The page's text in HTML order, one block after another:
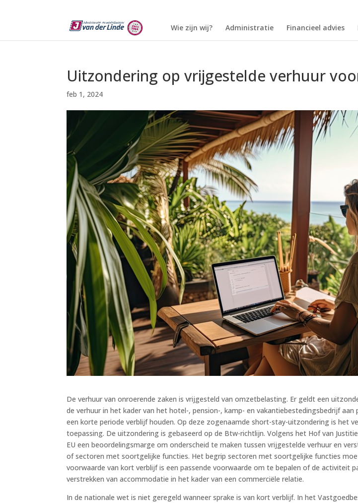
Wie zijn wij? Administratie Financieel advies
Uitzondering op vrijgestelde verhuur
feb 1, 2024
De verhuur van onroerende zaken is vrijgesteld van omzetbelasting. Er geldt een
de verhuur in het kader van het hotel-, pension-, kamp- en vakantiebestedingsbedrijf aan
een korte periode verblijf houden. Op deze zogenaamde short-stay-uitzondering is het
toepassing. De uitzondering is gebaseerd op de Btw-richtlijn. Volgens het Hof van
EU een beoordelingsmarge om onderscheid te maken tussen vrijgestelde verhuur en
of sectoren met soortgelijke functies. Het begrip sectoren met soortgelijke functies
voorwaarde van kort verblijf is een passende voorwaarde om te bepalen of de activiteit
verstrekken van accommodatie in het kader van een commerciële relatie.
In de nationale wet is niet geregeld wanneer sprake is van kort verblijf. In het